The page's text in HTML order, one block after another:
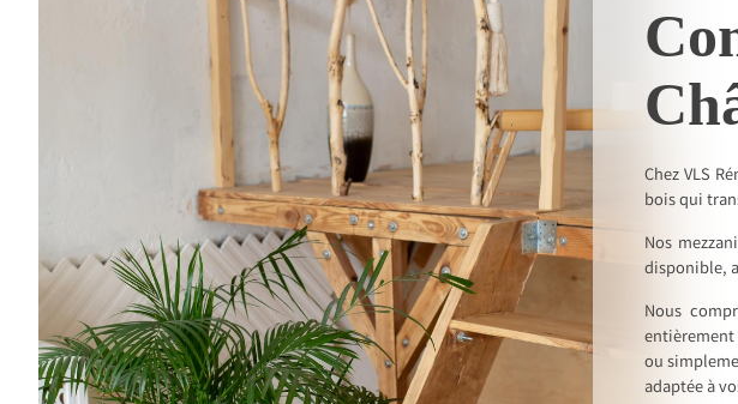
Chez VLS
bois qui
Nos
disponible,
Nous
entièrement
ou
adaptée à